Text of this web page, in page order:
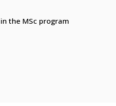
the MSc program